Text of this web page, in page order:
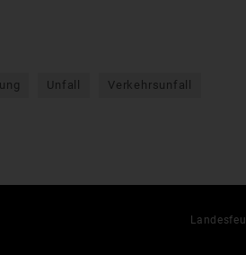
Unfall Verkehrsunfall